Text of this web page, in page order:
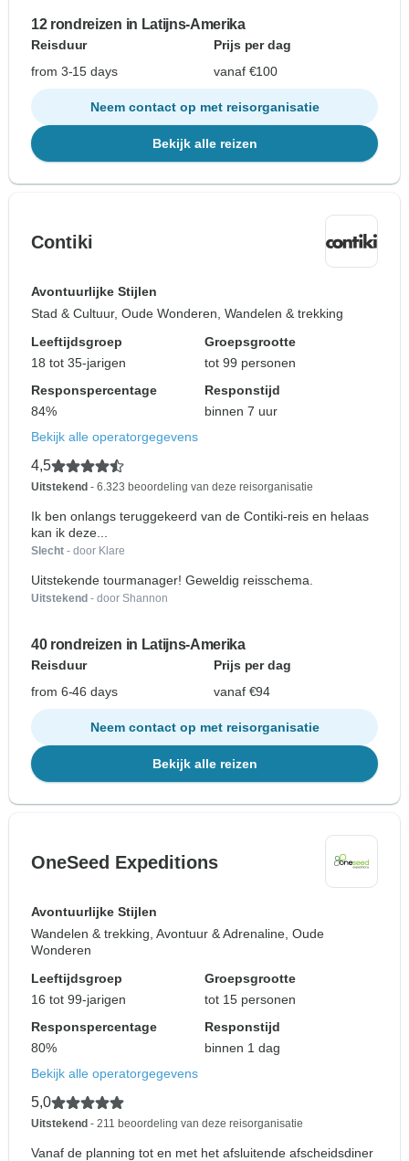
12 rondreizen in Latijns-Amerika
Reisduur
Prijs per dag
from 3-15 days
vanaf €100
Neem contact op met reisorganisatie
Bekijk alle reizen
Contiki
Avontuurlijke Stijlen
Stad & Cultuur, Oude Wonderen, Wandelen & trekking
Leeftijdsgroep
18 tot 35-jarigen
Groepsgrootte
tot 99 personen
Responspercentage
84%
Responstijd
binnen 7 uur
Bekijk alle operatorgegevens
4,5
Uitstekend - 6.323 beoordeling van deze reisorganisatie
Ik ben onlangs teruggekeerd van de Contiki-reis en helaas
kan ik deze...
Slecht - door Klare
Uitstekende tourmanager! Geweldig reisschema.
Uitstekend - door Shannon
40 rondreizen in Latijns-Amerika
Reisduur
Prijs per dag
from 6-46 days
vanaf €94
Neem contact op met reisorganisatie
Bekijk alle reizen
OneSeed Expeditions
Avontuurlijke Stijlen
Wandelen & trekking, Avontuur & Adrenaline, Oude
Wonderen
Leeftijdsgroep
16 tot 99-jarigen
Groepsgrootte
tot 15 personen
Responspercentage
80%
Responstijd
binnen 1 dag
Bekijk alle operatorgegevens
5,0
Uitstekend - 211 beoordeling van deze reisorganisatie
Vanaf de planning tot en met het afsluitende afscheidsdiner